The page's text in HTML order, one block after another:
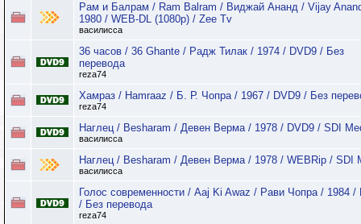
Рам и Балрам / Ram Balram / Виджай Ананд / Vijay
1980 / WEB-DL (1080p) / Zee Tv
василисса
36 часов / 36 Ghante / Радж Тилак / 1974 / DVD9 / Без
перевода
reza74
Хамраз / Hamraaz / Б. Р. Чопра / 1967 / DVD9 / Без
reza74
Наглец / Besharam / Девен Верма / 1978 / DVD9 / SDI
василисса
Наглец / Besharam / Девен Верма / 1978 / WEBRip / SDI
василисса
Голос современности / Aaj Ki Awaz / Рави Чопра / 1984 /
/ Без перевода
reza74